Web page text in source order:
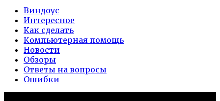
Виндоус
Интересное
Как сделать
Компьютерная помощь
Новости
Обзоры
Ответы на вопросы
Ошибки